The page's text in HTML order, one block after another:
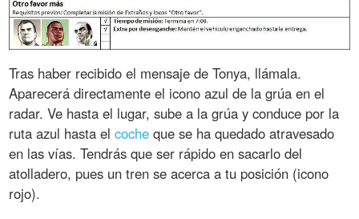
Tras haber recibido el mensaje de Tonya, llámala.
Aparecerá directamente el icono azul de la grúa en el
radar. Ve hasta el lugar, sube a la grúa y conduce por la
ruta azul hasta elcoche que se ha quedado atravesado
en las vías. Tendrás que ser rápido en sacarlo del
atolladero, pues un tren se acerca a tu posición (icono
rojo).